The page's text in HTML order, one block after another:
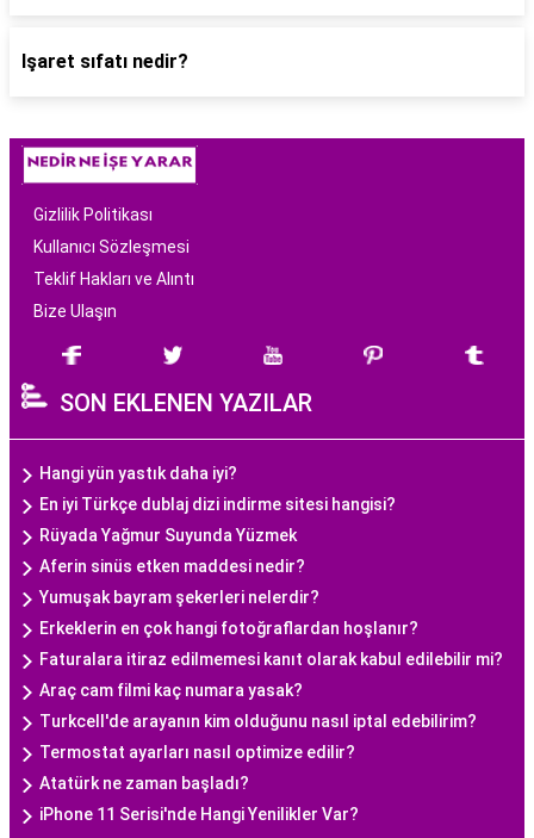
Işaret sıfatı nedir?
Gizlilik Politikası
Kullanıcı Sözleşmesi
Teklif Hakları ve Alıntı
Bize Ulaşın
SON EKLENEN YAZILAR
Hangi yün yastık daha iyi?
En iyi Türkçe dublaj dizi indirme sitesi hangisi?
Rüyada Yağmur Suyunda Yüzmek
Aferin sinüs etken maddesi nedir?
Yumuşak bayram şekerleri nelerdir?
Erkeklerin en çok hangi fotoğraflardan hoşlanır?
Faturalara itiraz edilmemesi kanıt olarak kabul edilebilir mi?
Araç cam filmi kaç numara yasak?
Turkcell'de arayanın kim olduğunu nasıl iptal edebilirim?
Termostat ayarları nasıl optimize edilir?
Atatürk ne zaman başladı?
iPhone 11 Serisi'nde Hangi Yenilikler Var?